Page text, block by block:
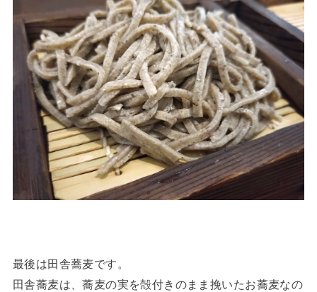
最後は田舎蕎麦です。
田舎蕎麦は、蕎麦の実を殻付きのまま挽いたお蕎麦なの